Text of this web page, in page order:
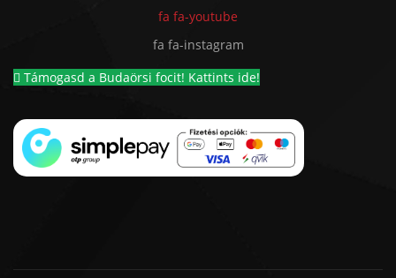
fa fa-youtube
fa fa-instagram
Támogasd a Budaörsi focit! Kattints ide!